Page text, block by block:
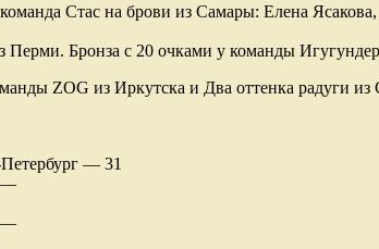
Стас на брови из Самары: Елена
Перми. Бронза с 20 очками у команды
ZOG из Иркутска и Два оттенка радуги из
— 31